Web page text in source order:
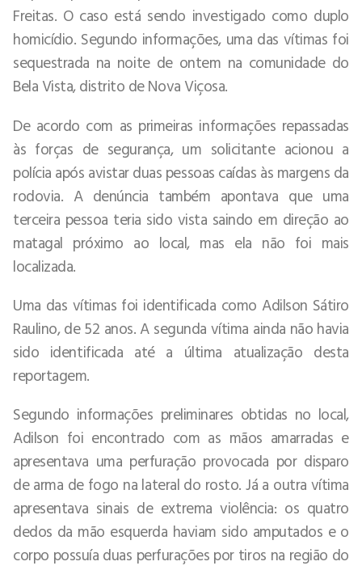
Freitas. O caso está sendo investigado como duplo
homicídio. Segundo informações, uma das vítimas foi
sequestrada na noite de ontem na comunidade do
Bela Vista, distrito de Nova Viçosa.
De acordo com as primeiras informações repassadas
às forças de segurança, um solicitante acionou a
polícia após avistar duas pessoas caídas às margens da
rodovia. A denúncia também apontava que uma
terceira pessoa teria sido vista saindo em direção ao
matagal próximo ao local, mas ela não foi mais
localizada.
Uma das vítimas foi identificada como Adilson Sátiro
Raulino, de 52 anos. A segunda vítima ainda não havia
sido identificada até a última atualização desta
reportagem.
Segundo informações preliminares obtidas no local,
Adilson foi encontrado com as mãos amarradas e
apresentava uma perfuração provocada por disparo
de arma de fogo na lateral do rosto. Já a outra vítima
apresentava sinais de extrema violência: os quatro
dedos da mão esquerda haviam sido amputados e o
corpo possuía duas perfurações por tiros na região do